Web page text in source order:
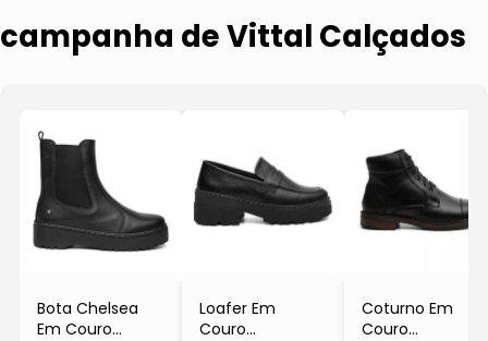
campanha de Vittal Calçados
Bota Chelsea
Em Couro
Loafer Em
Couro
Coturno Em
Couro